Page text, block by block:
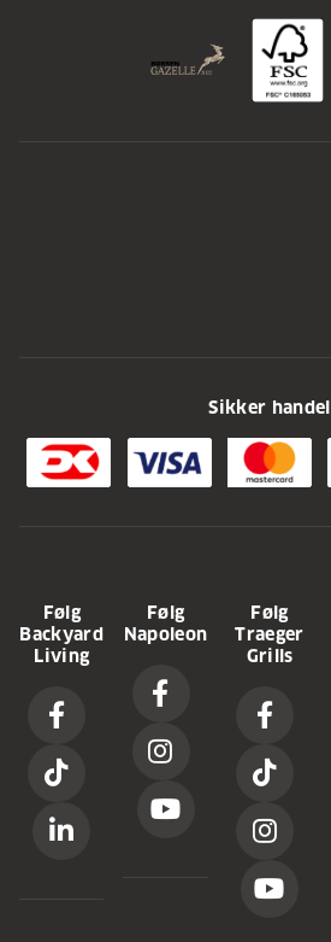
Sikker handel
Følg
Backyard
Living
Følg
Napoleon
Følg
Traeger
Grills